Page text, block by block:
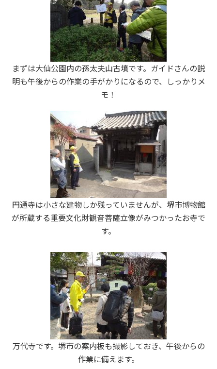
まずは大仙公園内の孫太夫山古墳です。ガイドさんの説
明も午後からの作業の手がかりになるので、しっかりメ
モ！
円通寺は小さな建物しか残っていませんが、堺市博物館
が所蔵する重要文化財観音菩薩立像がみつかったお寺で
す。
万代寺です。堺市の案内板も撮影しておき、午後からの
作業に備えます。